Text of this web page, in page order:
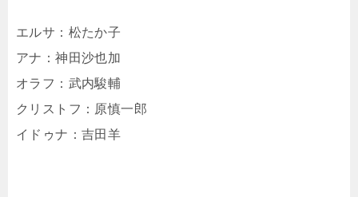
エルサ：松たか子
アナ：神田沙也加
オラフ：武内駿輔
クリストフ：原慎一郎
イドゥナ：吉田羊